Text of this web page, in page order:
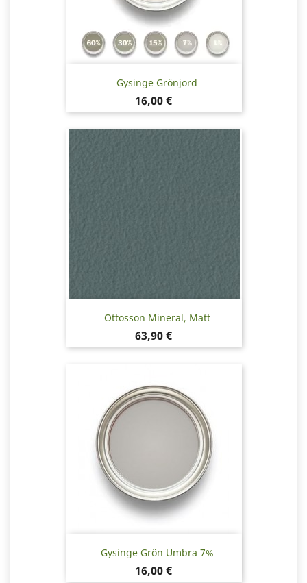
Gysinge Grönjord
Pris
16,00 €
Ottosson Mineral, Matt
Pris
63,90 €
Gysinge Grön Umbra 7%
Pris
16,00 €